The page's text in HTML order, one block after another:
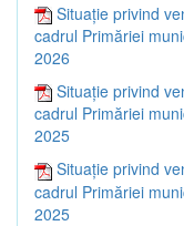
Situație privind
cadrul Primăriei
2026
Situație privind
cadrul Primăriei
2025
Situație privind
cadrul Primăriei
2025